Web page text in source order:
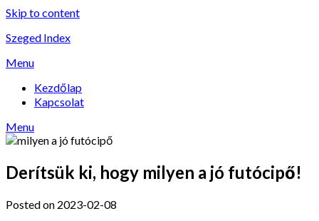
Skip to content
Szeged Index
Menu
Kezdőlap
Kapcsolat
Menu
Derítsük ki, hogy milyen a jó futócipő!
Posted on 2023-02-08